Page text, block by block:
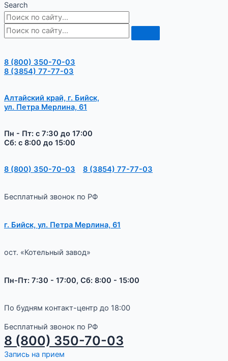
Search
8 (800) 350-70-03
8 (3854) 77-77-03
Алтайский край, г. Бийск,
ул. Петра Мерлина, 61
Пн - Пт: с 7:30 до 17:00
Сб: с 8:00 до 15:00
8 (800) 350-70-03 8 (3854) 77-77-03
Бесплатный звонок по РФ
г. Бийск, ул. Петра Мерлина, 61
ост. «Котельный завод»
Пн-Пт: 7:30 - 17:00, Сб: 8:00 - 15:00
По будням контакт-центр до 18:00
Бесплатный звонок по РФ
8 (800) 350-70-03
Запись на прием